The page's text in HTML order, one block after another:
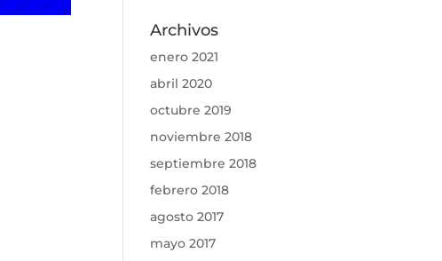
Archivos
enero 2021
abril 2020
octubre 2019
noviembre 2018
septiembre 2018
febrero 2018
agosto 2017
mayo 2017